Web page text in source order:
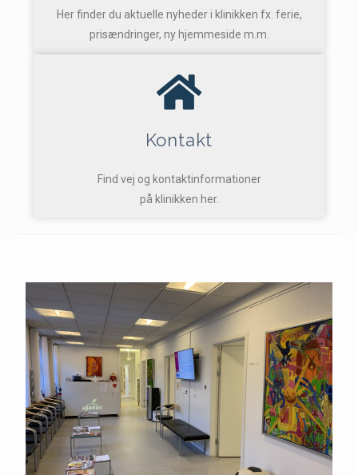
Her finder du aktuelle nyheder i klinikken fx. ferie,
prisændringer, ny hjemmeside m.m.
Kontakt
Find vej og kontaktinformationer
på klinikken her.